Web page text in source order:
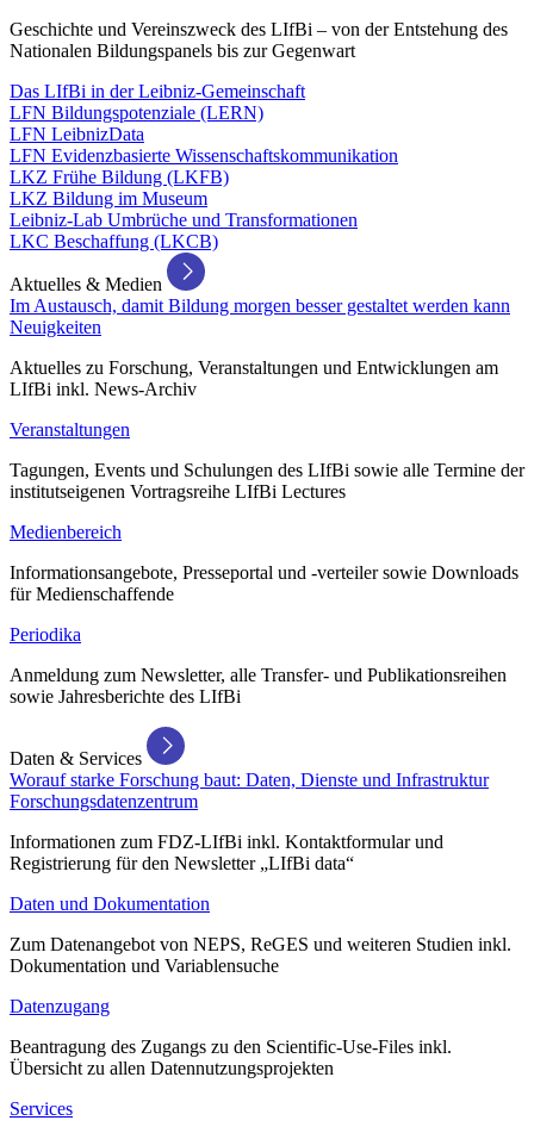
Geschichte und Vereinszweck des LIfBi – von der Entstehung des
Nationalen Bildungspanels bis zur Gegenwart
Das LIfBi in der Leibniz-Gemeinschaft
LFN Bildungspotenziale (LERN)
LFN LeibnizData
LFN Evidenzbasierte Wissenschaftskommunikation
LKZ Frühe Bildung (LKFB)
LKZ Bildung im Museum
Leibniz-Lab Umbrüche und Transformationen
LKC Beschaffung (LKCB)
Aktuelles & Medien
Im Austausch, damit Bildung morgen besser gestaltet werden kann
Neuigkeiten
Aktuelles zu Forschung, Veranstaltungen und Entwicklungen am
LIfBi inkl. News-Archiv
Veranstaltungen
Tagungen, Events und Schulungen des LIfBi sowie alle Termine der
institutseigenen Vortragsreihe LIfBi Lectures
Medienbereich
Informationsangebote, Presseportal und -verteiler sowie Downloads
für Medienschaffende
Periodika
Anmeldung zum Newsletter, alle Transfer- und Publikationsreihen
sowie Jahresberichte des LIfBi
Daten & Services
Worauf starke Forschung baut: Daten, Dienste und Infrastruktur
Forschungsdatenzentrum
Informationen zum FDZ-LIfBi inkl. Kontaktformular und
Registrierung für den Newsletter „LIfBi data“
Daten und Dokumentation
Zum Datenangebot von NEPS, ReGES und weiteren Studien inkl.
Dokumentation und Variablensuche
Datenzugang
Beantragung des Zugangs zu den Scientific-Use-Files inkl.
Übersicht zu allen Datennutzungsprojekten
Services